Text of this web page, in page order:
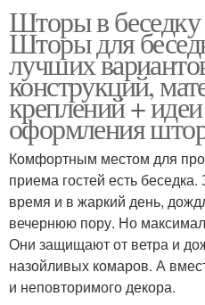
Шторы в беседку
Шторы для
лучших
конструкций,
креплений +
оформления
Комфортным местом для
приема гостей есть
время и в жаркий день,
вечернюю пору. Но
Они защищают от ветра и
назойливых комаров. А
и неповторимого декора.